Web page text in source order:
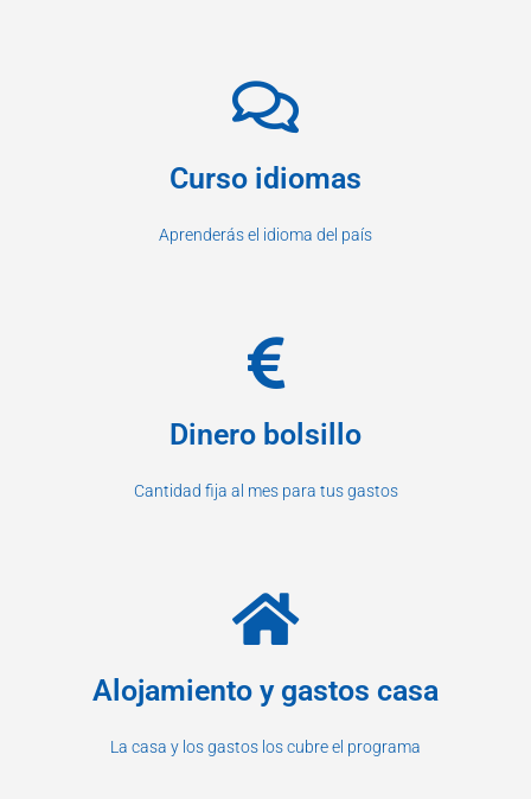
Curso idiomas
Aprenderás el idioma del país
Dinero bolsillo
Cantidad fija al mes para tus gastos
Alojamiento y gastos casa
La casa y los gastos los cubre el programa